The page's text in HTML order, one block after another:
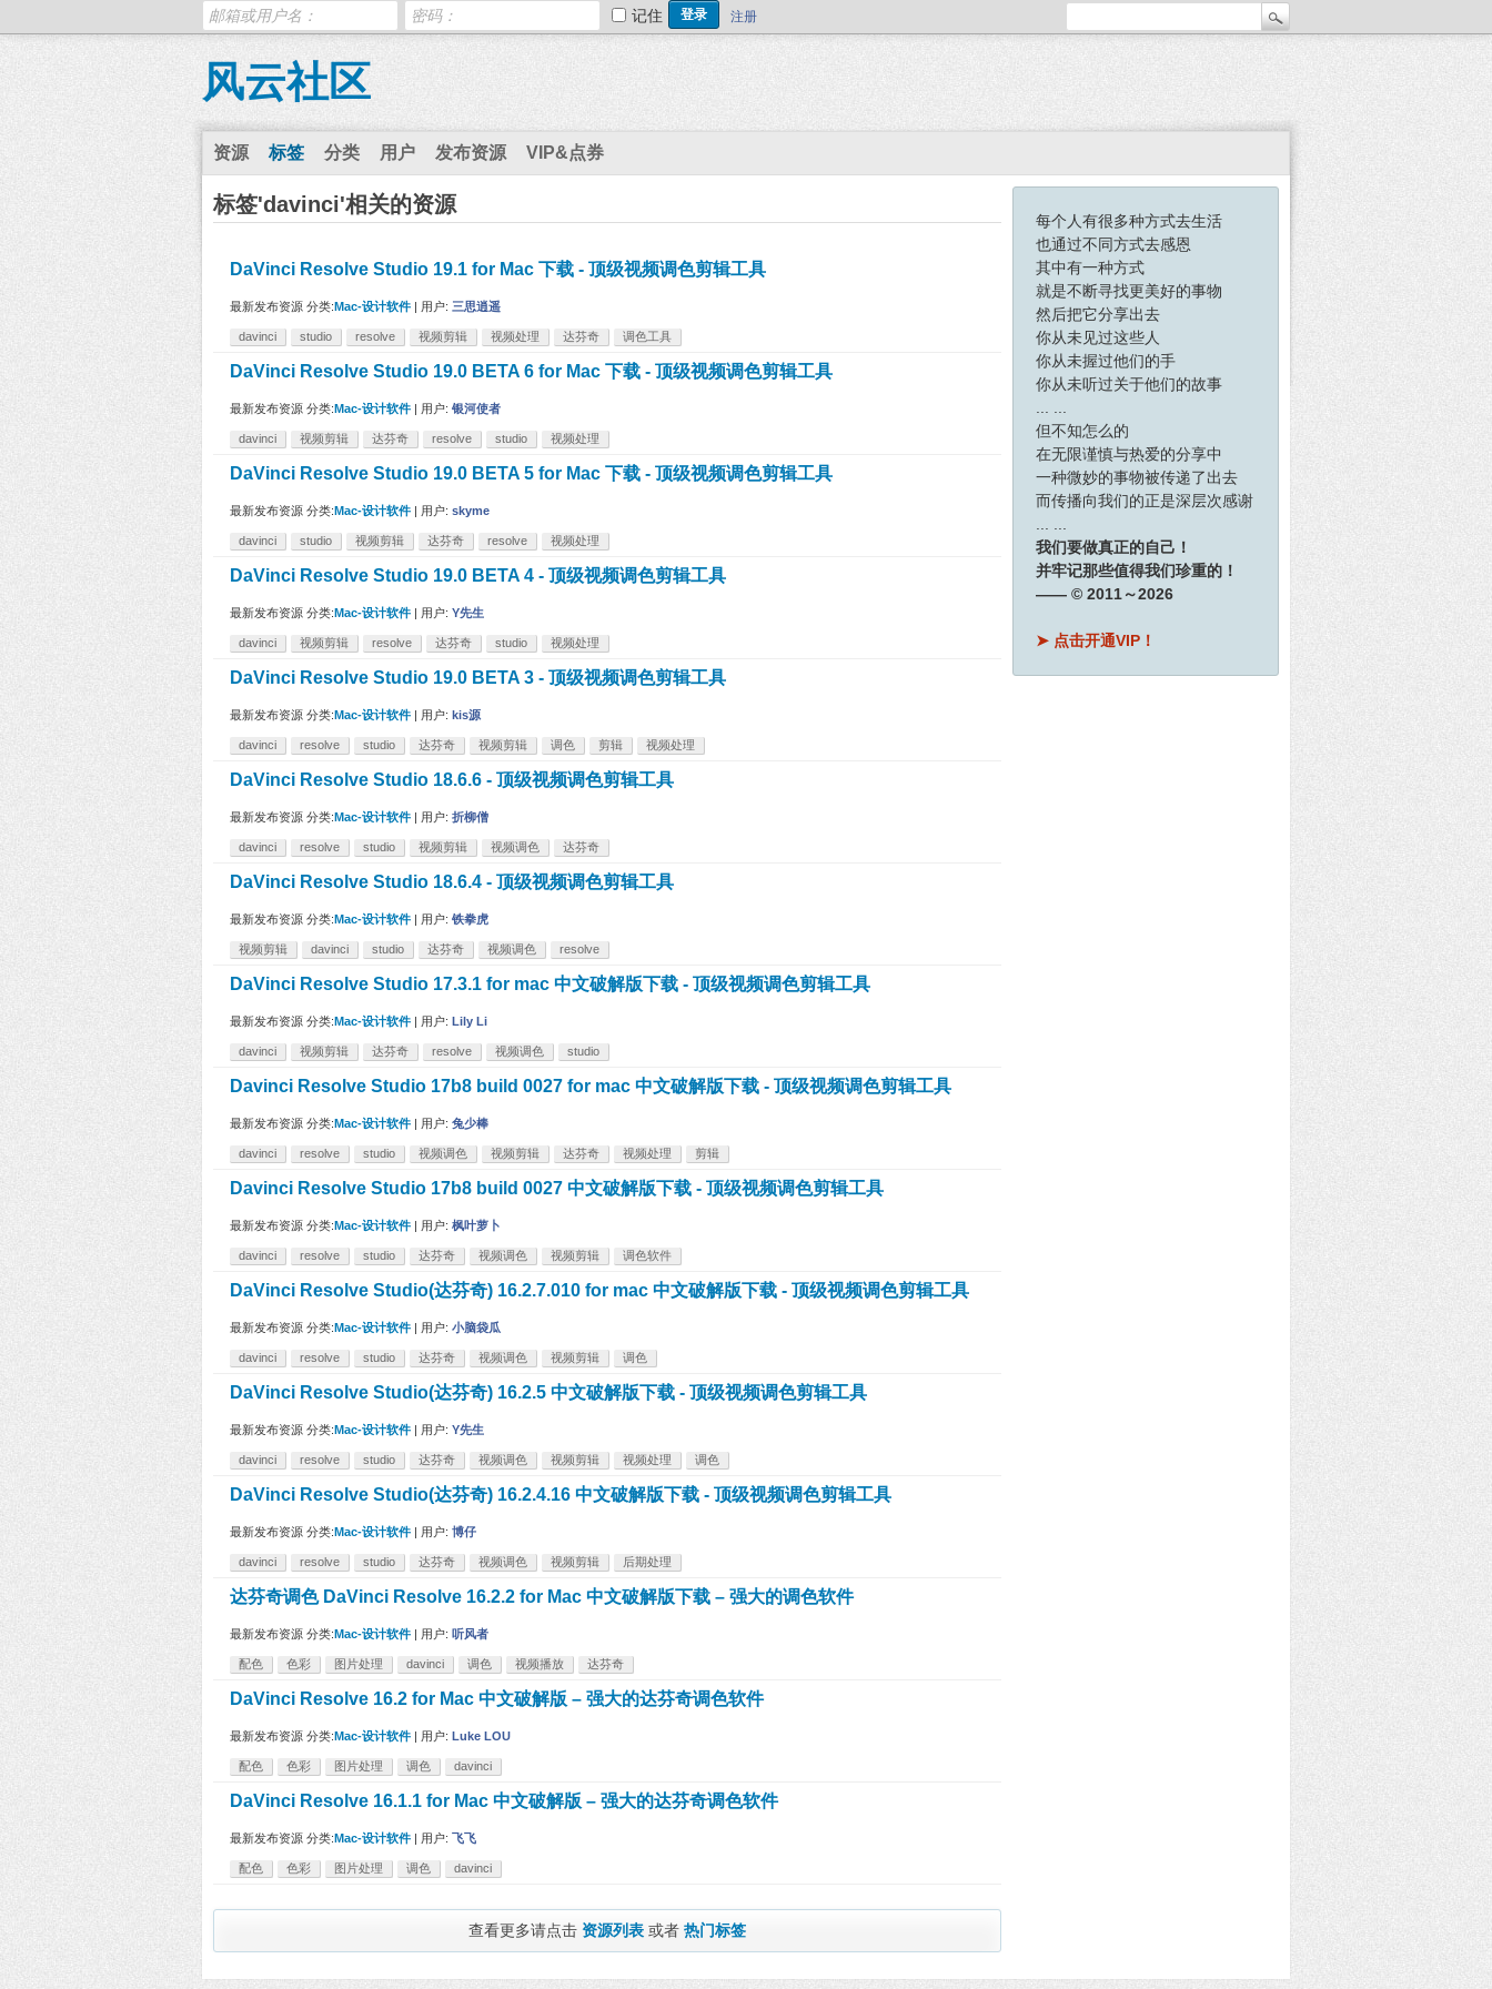
记住 注册
风云社区
资源 标签 分类 用户 发布资源 VIP&点券
每个人有很多种方式去生活
也通过不同方式去感恩
其中有一种方式
就是不断寻找更美好的事物
然后把它分享出去
你从未见过这些人
你从未握过他们的手
你从未听过关于他们的故事
但不知怎么的
在无限谨慎与热爱的分享中
一种微妙的事物被传递了出去
而传播向我们的正是深层次感谢
我们要做真正的自己！
并牢记那些值得我们珍重的！
—— © 2011～2026
➤ 点击开通VIP！
标签'davinci'相关的资源
DaVinci Resolve Studio 19.1 for Mac 下载 - 顶级视频调色剪辑工具
最新发布资源 分类: Mac-设计软件 用户: 三思逍遥
davinci studio resolve 视频剪辑 视频处理 达芬奇 调色工具
DaVinci Resolve Studio 19.0 BETA 6 for Mac 下载 - 顶级视频调色剪辑工具
最新发布资源 分类: Mac-设计软件 用户: 银河使者
davinci 视频剪辑 达芬奇 resolve studio 视频处理
DaVinci Resolve Studio 19.0 BETA 5 for Mac 下载 - 顶级视频调色剪辑工具
最新发布资源 分类: Mac-设计软件 用户: skyme
davinci studio 视频剪辑 达芬奇 resolve 视频处理
DaVinci Resolve Studio 19.0 BETA 4 - 顶级视频调色剪辑工具
最新发布资源 分类: Mac-设计软件 用户: Y先生
davinci 视频剪辑 resolve 达芬奇 studio 视频处理
DaVinci Resolve Studio 19.0 BETA 3 - 顶级视频调色剪辑工具
最新发布资源 分类: Mac-设计软件 用户: kis源
davinci resolve studio 达芬奇 视频剪辑 调色 剪辑 视频处理
DaVinci Resolve Studio 18.6.6 - 顶级视频调色剪辑工具
最新发布资源 分类: Mac-设计软件 用户: 折柳僧
davinci resolve studio 视频剪辑 视频调色 达芬奇
DaVinci Resolve Studio 18.6.4 - 顶级视频调色剪辑工具
最新发布资源 分类: Mac-设计软件 用户: 铁拳虎
视频剪辑 davinci studio 达芬奇 视频调色 resolve
DaVinci Resolve Studio 17.3.1 for mac 中文破解版下载 - 顶级视频调色剪辑工具
最新发布资源 分类: Mac-设计软件 用户: Lily Li
davinci 视频剪辑 达芬奇 resolve 视频调色 studio
Davinci Resolve Studio 17b8 build 0027 for mac 中文破解版下载 - 顶级视频调色剪辑工具
最新发布资源 分类: Mac-设计软件 用户: 兔少棒
davinci resolve studio 视频调色 视频剪辑 达芬奇 视频处理 剪辑
Davinci Resolve Studio 17b8 build 0027 中文破解版下载 - 顶级视频调色剪辑工具
最新发布资源 分类: Mac-设计软件 用户: 枫叶萝卜
davinci resolve studio 达芬奇 视频调色 视频剪辑 调色软件
DaVinci Resolve Studio(达芬奇) 16.2.7.010 for mac 中文破解版下载 - 顶级视频调色剪辑工具
最新发布资源 分类: Mac-设计软件 用户: 小脑袋瓜
davinci resolve studio 达芬奇 视频调色 视频剪辑 调色
DaVinci Resolve Studio(达芬奇) 16.2.5 中文破解版下载 - 顶级视频调色剪辑工具
最新发布资源 分类: Mac-设计软件 用户: Y先生
davinci resolve studio 达芬奇 视频调色 视频剪辑 视频处理 调色
DaVinci Resolve Studio(达芬奇) 16.2.4.16 中文破解版下载 - 顶级视频调色剪辑工具
最新发布资源 分类: Mac-设计软件 用户: 博仔
davinci resolve studio 达芬奇 视频调色 视频剪辑 后期处理
达芬奇调色 DaVinci Resolve 16.2.2 for Mac 中文破解版下载 – 强大的调色软件
最新发布资源 分类: Mac-设计软件 用户: 听风者
配色 色彩 图片处理 davinci 调色 视频播放 达芬奇
DaVinci Resolve 16.2 for Mac 中文破解版 – 强大的达芬奇调色软件
最新发布资源 分类: Mac-设计软件 用户: Luke LOU
配色 色彩 图片处理 调色 davinci
DaVinci Resolve 16.1.1 for Mac 中文破解版 – 强大的达芬奇调色软件
最新发布资源 分类: Mac-设计软件 用户: 飞飞
配色 色彩 图片处理 调色 davinci
查看更多请点击 资源列表 或者 热门标签